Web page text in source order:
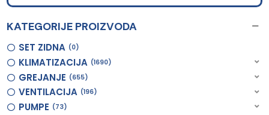
KATEGORIJE PROIZVODA
SET ZIDNA 0
KLIMATIZACIJA 1690
GREJANJE 655
VENTILACIJA 196
PUMPE 73